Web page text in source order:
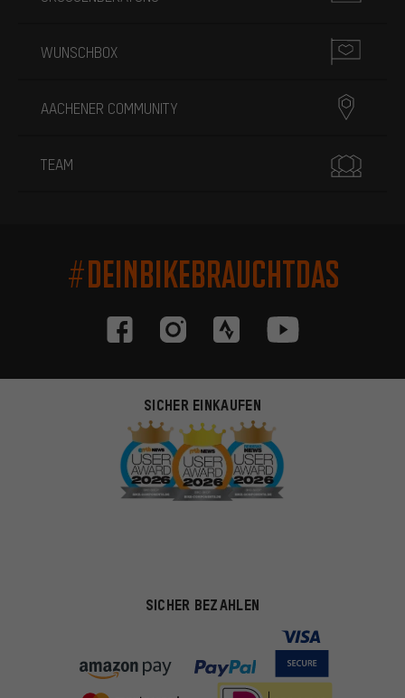
WUNSCHBOX
AACHENER COMMUNITY
TEAM
#DEINBIKEBRAUCHTDAS
SICHER EINKAUFEN
SICHER BEZAHLEN